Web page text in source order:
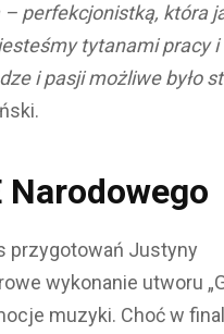
perfekcjonistką, która
tytanami pracy i
i pasji możliwe było
Narodowego
przygotowań Justyny
wykonanie utworu
muzyki. Choć w